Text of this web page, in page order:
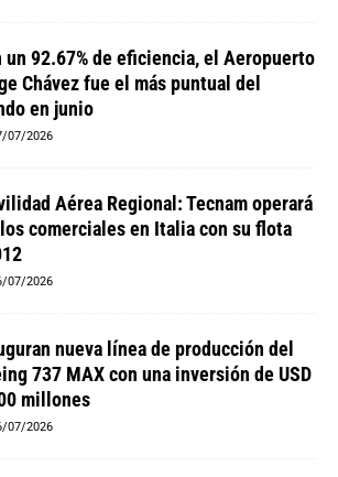
un 92.67% de eficiencia, el Aeropuerto
Chávez fue el más puntual del
en junio
07/2026
Aérea Regional: Tecnam operará
comerciales en Italia con su flota
07/2026
nueva línea de producción del
737 MAX con una inversión de USD
millones
07/2026